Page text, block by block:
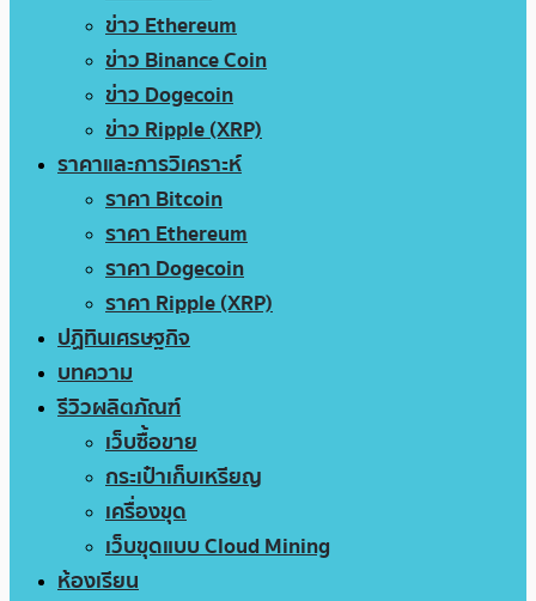
ข่าว Ethereum
ข่าว Binance Coin
ข่าว Dogecoin
ข่าว Ripple (XRP)
ราคาและการวิเคราะห์
ราคา Bitcoin
ราคา Ethereum
ราคา Dogecoin
ราคา Ripple (XRP)
ปฏิทินเศรษฐกิจ
บทความ
รีวิวผลิตภัณฑ์
เว็บซื้อขาย
กระเป๋าเก็บเหรียญ
เครื่องขุด
เว็บขุดแบบ Cloud Mining
ห้องเรียน